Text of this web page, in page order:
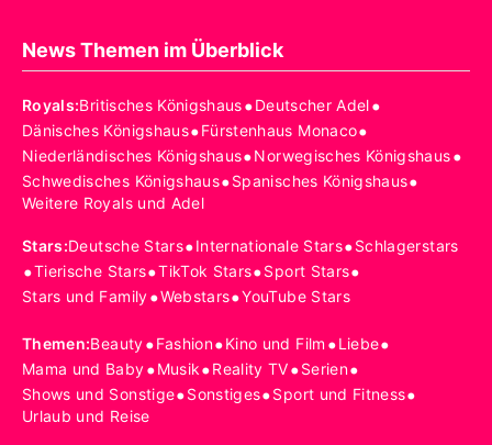
News Themen im Überblick
Royals:Britisches Königshaus•Deutscher Adel•
Dänisches Königshaus•Fürstenhaus Monaco•
Niederländisches Königshaus•Norwegisches Königshaus•
Schwedisches Königshaus•Spanisches Königshaus•
Weitere Royals und Adel
Stars:Deutsche Stars•Internationale Stars•Schlagerstars
•Tierische Stars•TikTok Stars•Sport Stars•
Stars und Family•Webstars•YouTube Stars
Themen:Beauty•Fashion•Kino und Film •Liebe•
Mama und Baby•Musik•Reality TV•Serien•
Shows und Sonstige•Sonstiges•Sport und Fitness•
Urlaub und Reise